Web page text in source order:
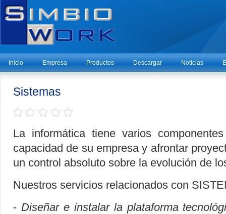
Inicio Empresa Productos Descargar Noticias
Sistemas
La informática tiene varios
capacidad de su empresa y afrontar
un control absoluto sobre la evolución de
Nuestros servicios relacionados con
- Diseñar e instalar la plataforma